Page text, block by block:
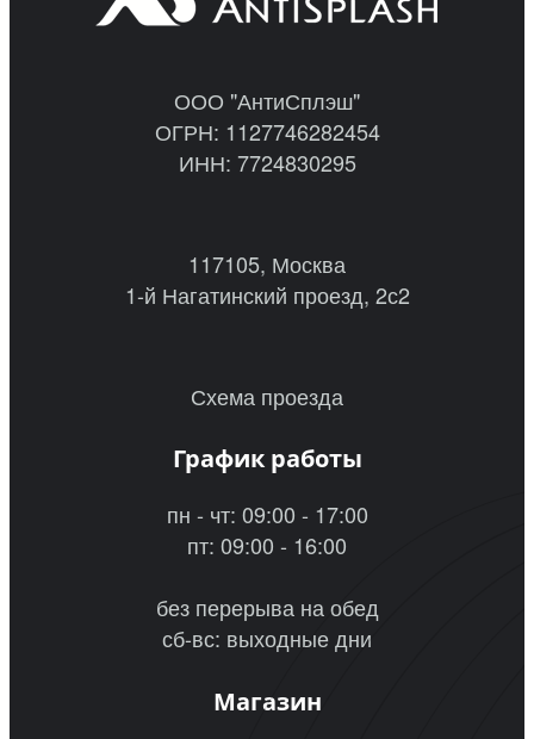
ООО "АнтиСплэш"
ОГРН: 1127746282454
ИНН: 7724830295
117105, Москва
1-й Нагатинский проезд, 2с2
Схема проезда
График работы
пн - чт: 09:00 - 17:00
пт: 09:00 - 16:00
без перерыва на обед
сб-вс: выходные дни
Магазин